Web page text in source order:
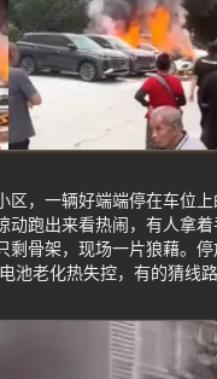
，一辆好端端停在车位
跑出来看热闹，有人拿
骨架，现场一片狼藉。停
池老化热失控，有的猜线